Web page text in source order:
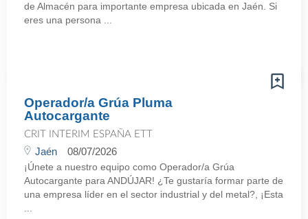
de Almacén para importante empresa ubicada en Jaén. Si
eres una persona ...
Operador/a Grúa Pluma
Autocargante
CRIT INTERIM ESPAÑA ETT
Jaén 08/07/2026
¡Únete a nuestro equipo como Operador/a Grúa
Autocargante para ANDÚJAR! ¿Te gustaría formar parte de
una empresa líder en el sector industrial y del metal?, ¡Esta